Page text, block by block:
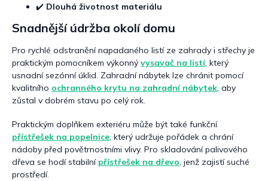
✔️ Dlouhá životnost materiálu
Snadnější údržba okolí domu
Pro rychlé odstranění napadaného listí ze zahrady i střechy je
praktickým pomocníkem výkonný vysavač na listí, který
usnadní sezónní úklid. Zahradní nábytek lze chránit pomocí
kvalitního ochranného krytu na zahradní nábytek, aby
zůstal v dobrém stavu po celý rok.
Praktickým doplňkem exteriéru může být také funkční
přístřešek na popelnice, který udržuje pořádek a chrání
nádoby před povětrnostními vlivy. Pro skladování palivového
dřeva se hodí stabilní přístřešek na dřevo, jenž zajistí suché
prostředí.